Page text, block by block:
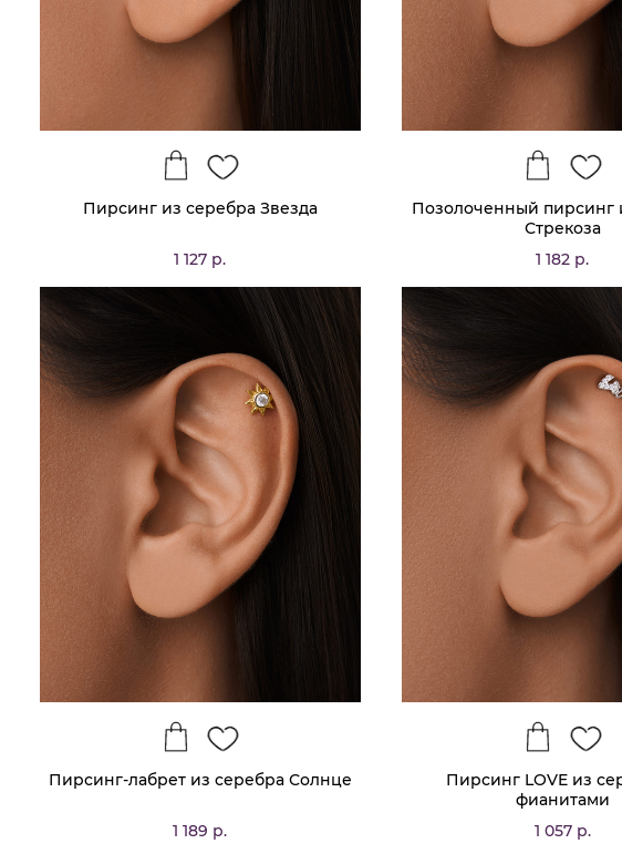
Пирсинг из серебра Звезда
1 127 р.
Позолоченный пирсинг
Стрекоза
1 182 р.
Пирсинг-лабрет из серебра Солнце
1 189 р.
Пирсинг LOVE из
фианитами
1 057 р.